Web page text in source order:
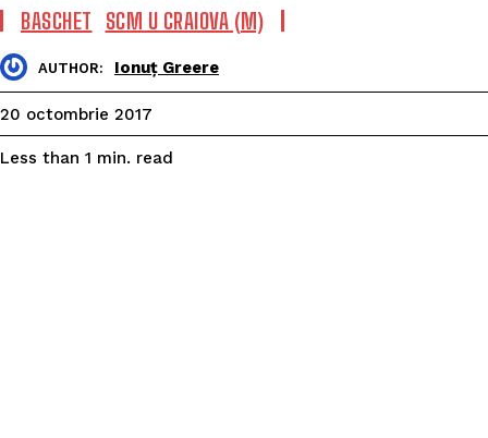
BASCHET SCM U CRAIOVA (M)
AUTHOR: Ionuț Greere
20 octombrie 2017
Less than 1 min. read